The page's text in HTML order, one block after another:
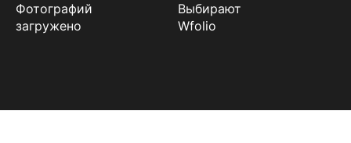
Фотографий
загружено
Выбирают
Wfolio